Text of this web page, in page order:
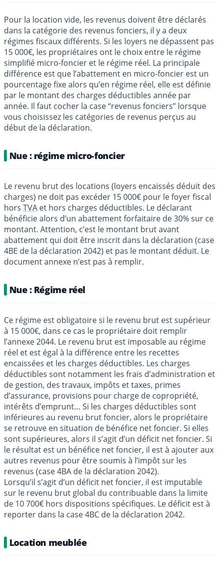
Pour la location vide, les revenus doivent être déclarés
dans la catégorie des revenus fonciers, il y a deux
régimes fiscaux différents. Si les loyers ne dépassent pas
15 000€, les propriétaires ont le choix entre le régime
simplifié micro-foncier et le régime réel. La principale
différence est que l’abattement en micro-foncier est un
pourcentage fixe alors qu’en régime réel, elle est définie
par le montant des charges déductibles année par
année. Il faut cocher la case “revenus fonciers” lorsque
vous choisissez les catégories de revenus perçus au
début de la déclaration.
Nue : régime micro-foncier
Le revenu brut des locations (loyers encaissés déduit des
charges) ne doit pas excéder 15 000€ pour le foyer fiscal
hors TVA et hors charges déductibles. Le déclarant
bénéficie alors d’un abattement forfaitaire de 30% sur ce
montant. Attention, c’est le montant brut avant
abattement qui doit être inscrit dans la déclaration (case
4BE de la déclaration 2042) et pas le montant déduit. Le
document annexe n’est pas à remplir.
Nue : Régime réel
Ce régime est obligatoire si le revenu brut est supérieur
à 15 000€, dans ce cas le propriétaire doit remplir
l’annexe 2044. Le revenu brut est imposable au régime
réel et est égal à la différence entre les recettes
encaissées et les charges déductibles. Les charges
déductibles sont notamment les frais d’administration et
de gestion, des travaux, impôts et taxes, primes
d’assurance, provisions pour charge de copropriété,
intérêts d’emprunt… Si les charges déductibles sont
inférieures au revenu brut foncier, alors le propriétaire
se retrouve en situation de bénéfice net foncier. Si elles
sont supérieures, alors il s’agit d’un déficit net foncier. Si
le résultat est un bénéfice net foncier, il est à ajouter aux
autres revenus pour être soumis à l’impôt sur les
revenus (case 4BA de la déclaration 2042).
Lorsqu’il s’agit d’un déficit net foncier, il est imputable
sur le revenu brut global du contribuable dans la limite
de 10 700€ hors dispositions spécifiques. Le déficit est à
reporter dans la case 4BC de la déclaration 2042.
Location meublée